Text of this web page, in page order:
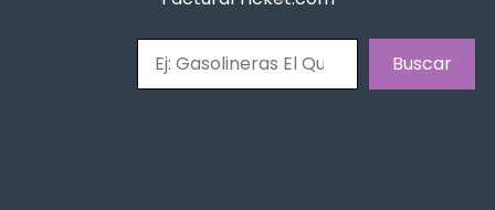
Buscar
Buscar